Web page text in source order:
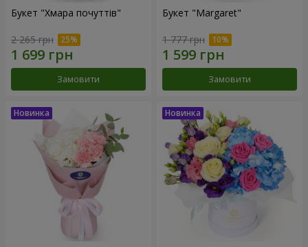
Букет "Хмара почуттів"
2 265 грн
Замовити
Букет "Margaret"
1 777 грн
Замовити